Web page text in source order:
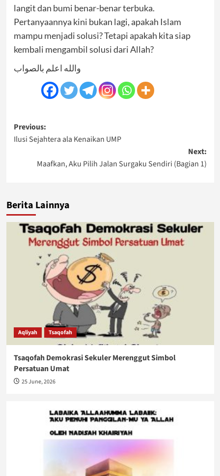
langit dan bumi benar-benar terbuka.
Pertanyaannya kini bukan lagi, apakah Islam
mampu menjadi solusi? Tetapi apakah kita siap
kembali mengambil solusi dari Allah?
والله اعلم بالصواب
Post
navigation
Previous:
Ilusi Sejahtera ala Kenaikan UMP
Next:
Maafkan, Aku Pilih Jalan Surgaku Sendiri (Bagian 1)
Berita Lainnya
Aqliyah Tsaqofah
Tsaqofah Demokrasi Sekuler Merenggut Simbol
Persatuan Umat
25 June, 2026